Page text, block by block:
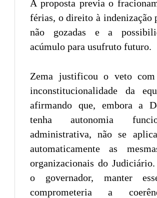
A proposta previa o
férias, o direito à indenização
não gozadas e a
acúmulo para usufruto futuro.
Zema justificou o veto com
inconstitucionalidade da
afirmando que, embora a
tenha autonomia
administrativa, não se
automaticamente as
organizacionais do Judiciário.
o governador, manter
comprometeria a